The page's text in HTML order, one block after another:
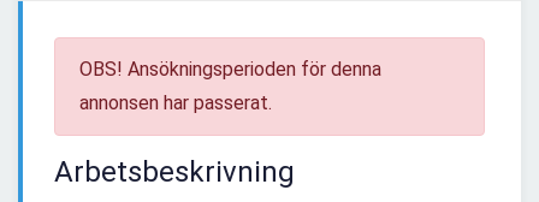
OBS! Ansökningsperioden för denna
annonsen har passerat.
Arbetsbeskrivning